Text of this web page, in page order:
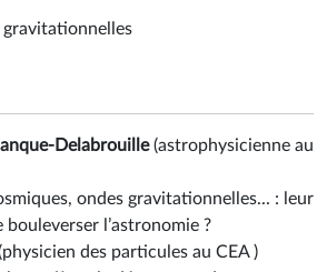
gravitationnelles
Delabrouille(astrophysicienne au
ondes gravitationnelles... : leur
l’astronomie ?
physicien des particules au CEA)